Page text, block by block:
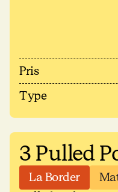
Pris
Type
3 Pulled
La Border